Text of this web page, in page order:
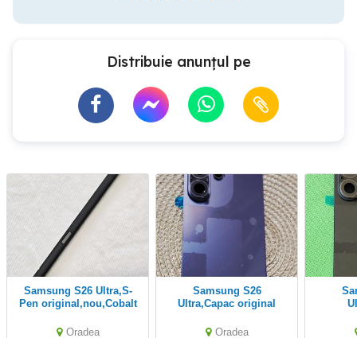
Distribuie anunțul pe
Samsung S26 Ultra,S-
Pen original,nou,Cobalt
Oradea
Samsung S26
Ultra,Capac original
Oradea
Samsung S26